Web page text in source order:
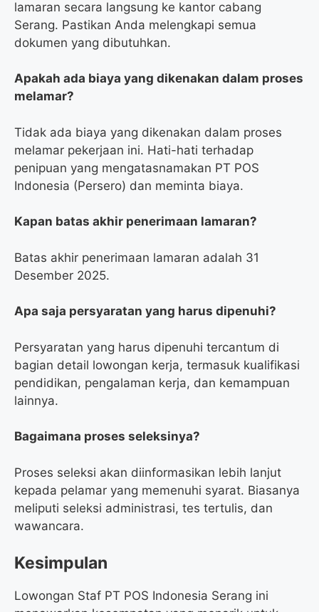
lamaran secara langsung ke kantor cabang
Serang. Pastikan Anda melengkapi semua
dokumen yang dibutuhkan.
Apakah ada biaya yang dikenakan dalam proses
melamar?
Tidak ada biaya yang dikenakan dalam proses
melamar pekerjaan ini. Hati-hati terhadap
penipuan yang mengatasnamakan PT POS
Indonesia (Persero) dan meminta biaya.
Kapan batas akhir penerimaan lamaran?
Batas akhir penerimaan lamaran adalah 31
Desember 2025.
Apa saja persyaratan yang harus dipenuhi?
Persyaratan yang harus dipenuhi tercantum di
bagian detail lowongan kerja, termasuk kualifikasi
pendidikan, pengalaman kerja, dan kemampuan
lainnya.
Bagaimana proses seleksinya?
Proses seleksi akan diinformasikan lebih lanjut
kepada pelamar yang memenuhi syarat. Biasanya
meliputi seleksi administrasi, tes tertulis, dan
wawancara.
Kesimpulan
Lowongan Staf PT POS Indonesia Serang ini